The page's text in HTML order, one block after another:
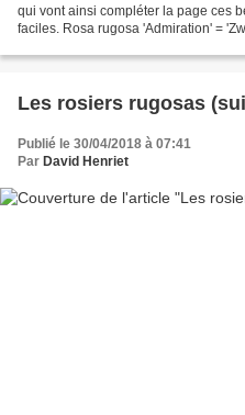
qui vont ainsi compléter la page ces
faciles. Rosa rugosa 'Admiration' =
Les rosiers rugosas
Publié le 30/04/2018 à 07:41
Par David Henriet